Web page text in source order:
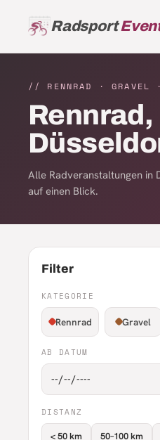
Radsport
// RENNRAD ·
Rennrad,
Alle Radveranstaltungen in
auf einen Blick.
Filter
KATEGORIE
Rennrad Gravel
AB DATUM
DISTANZ
< 50 km 50–100 km